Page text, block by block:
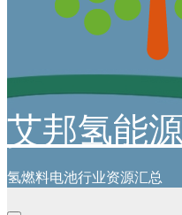
艾邦氢能
氢燃料电池行业资源汇总